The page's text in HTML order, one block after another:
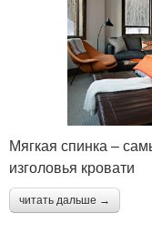
Мягкая спинка –
изголовья кровати
читать дальше →